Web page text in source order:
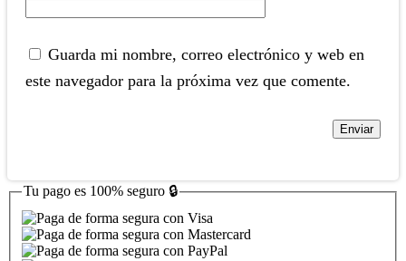
Guarda mi nombre, correo electrónico y web en
este navegador para la próxima vez que comente.
Tu pago es 100% seguro 🔒